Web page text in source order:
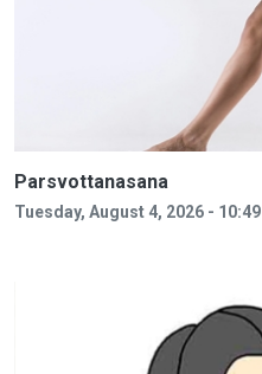
Parsvottanasana
Tuesday, August 4, 2026 - 10:49